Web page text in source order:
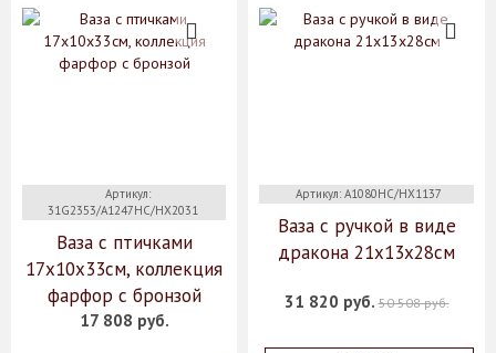
Артикул:
31G2353/A1247HC/HX2031
Ваза с птичками
17х10х33см, коллекция
фарфор с бронзой
17 808 руб.
Артикул: A1080HC/HX1137
Ваза с ручкой в виде
дракона 21х13х28см
31 820 руб.50 508 руб.